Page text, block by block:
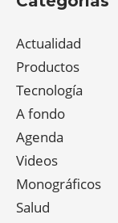
Actualidad
Productos
Tecnología
A fondo
Agenda
Videos
Monográficos
Salud